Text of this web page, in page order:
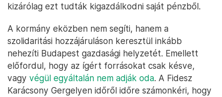
kizárólag ezt tudták kigazdálkodni saját pénzből.
A kormány eközben nem segíti, hanem a
szolidaritási hozzájáruláson keresztül inkább
nehezíti Budapest gazdasági helyzetét. Emellett
előfordul, hogy az ígért forrásokat csak késve,
vagy végül egyáltalán nem adják oda. A Fidesz
Karácsony Gergelyen időről időre számonkéri, hogy